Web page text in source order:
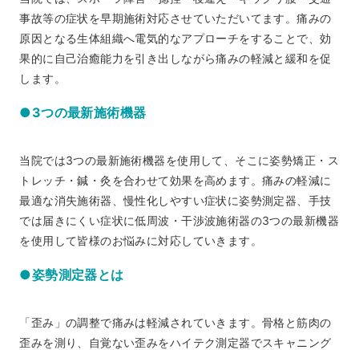
事故等の症状を早期施術対応させていただいてます。痛みの
原因となる生体組織へ電気的なアプローチをすることで、効
果的に自己治癒能力を引き出しながら痛みの軽減と緩和を促
します。
●3つの最新施術機器
当院では3つの最新施術機器を使用して、そこに姿勢矯正・ス
トレッチ・鍼・灸を合わせて効果を高めます。痛みの軽減に
最適な消失施術器、慢性化しやすい症状に姿勢測定器、手技
では届きにくい症状に低周波・干渉波施術器の3つの最新機器
を使用して皆様のお悩みに対応していきます。
●姿勢測定器とは
「歪み」の調整で痛みは軽減されていきます。骨格と筋肉の
歪みを測り、自覚ない歪みをハイテク測定器でスキャニング